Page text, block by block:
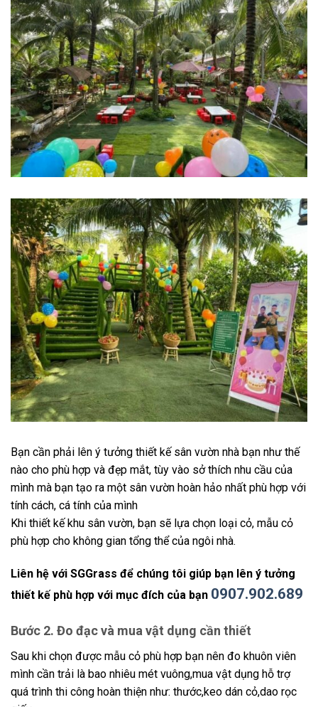
Bạn cần phải lên ý tưởng thiết kế sân vườn nhà bạn như thế
nào cho phù hợp và đẹp mắt, tùy vào sở thích nhu cầu của
mình mà bạn tạo ra một sân vườn hoàn hảo nhất phù hợp với
tính cách, cá tính của mình
Khi thiết kế khu sân vườn, bạn sẽ lựa chọn loại cỏ, mẫu cỏ
phù hợp cho không gian tổng thể của ngôi nhà.
Liên hệ với SGGrass để chúng tôi giúp bạn lên ý tưởng
thiết kế phù hợp với mục đích của bạn 0907.902.689
Bước 2. Đo đạc và mua vật dụng cần thiết
Sau khi chọn được mẫu cỏ phù hợp bạn nên đo khuôn viên
mình cần trải là bao nhiêu mét vuông,mua vật dụng hỗ trợ
quá trình thi công hoàn thiện như: thước,keo dán cỏ,dao rọc